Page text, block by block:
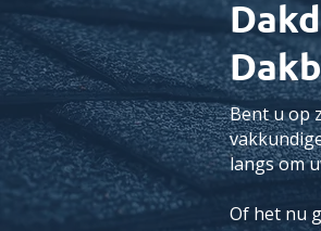
Bent u op
langs om
Of het nu